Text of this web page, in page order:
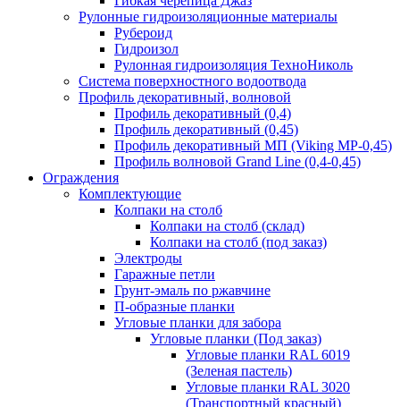
Рулонные гидроизоляционные материалы
Рубероид
Гидроизол
Рулонная гидроизоляция ТехноНиколь
Система поверхностного водоотвода
Профиль декоративный, волновой
Профиль декоративный (0,4)
Профиль декоративный (0,45)
Профиль декоративный МП (Viking MP-0,45)
Профиль волновой Grand Line (0,4-0,45)
Ограждения
Комплектующие
Колпаки на столб
Колпаки на столб (склад)
Колпаки на столб (под заказ)
Электроды
Гаражные петли
Грунт-эмаль по ржавчине
П-образные планки
Угловые планки для забора
Угловые планки (Под заказ)
Угловые планки RAL 6019
(Зеленая пастель)
Угловые планки RAL 3020
(Транспортный красный)